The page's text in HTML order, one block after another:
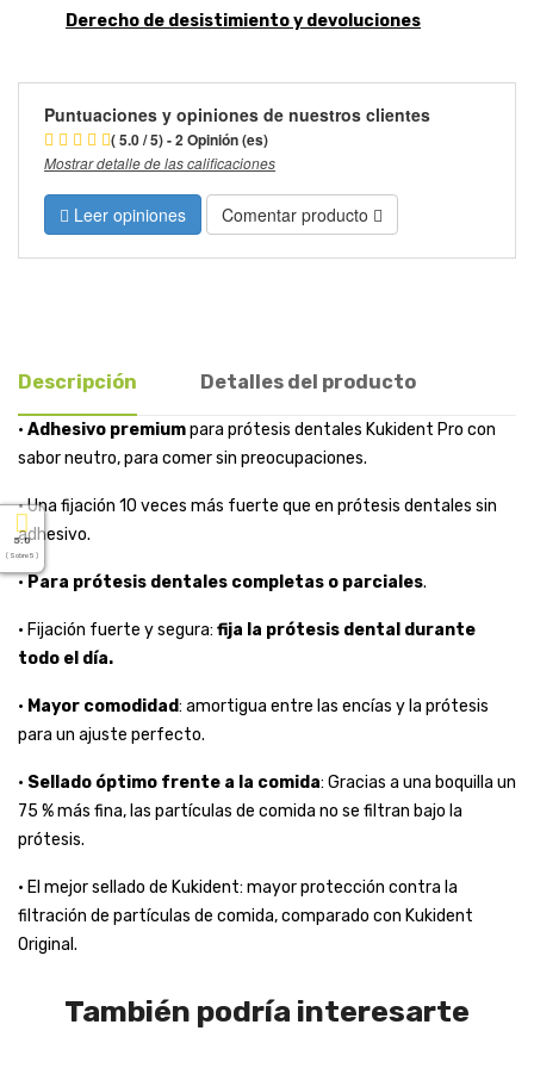
Derecho de desistimiento y devoluciones
Puntuaciones y opiniones de nuestros clientes
( 5.0 / 5) - 2 Opinión (es)
Mostrar detalle de las calificaciones
Leer opiniones Comentar producto
Descripción Detalles del producto
• Adhesivo premiumpara prótesis dentales Kukident Pro con
sabor neutro, para comer sin preocupaciones.
• Una fijación 10 veces más fuerte que en prótesis dentales sin
adhesivo.
•Para prótesis dentales completas o parciales.
• Fijación fuerte y segura: fija la prótesis dental durante
todo el día.
• Mayor comodidad: amortigua entre las encías y la prótesis
para un ajuste perfecto.
• Sellado óptimo frente a la comida: Gracias a una boquilla un
75 % más fina, las partículas de comida no se filtran bajo la
prótesis.
• El mejor sellado de Kukident: mayor protección contra la
filtración de partículas de comida, comparado con Kukident
Original.
También podría interesarte
5.0
( Sobre 5 )